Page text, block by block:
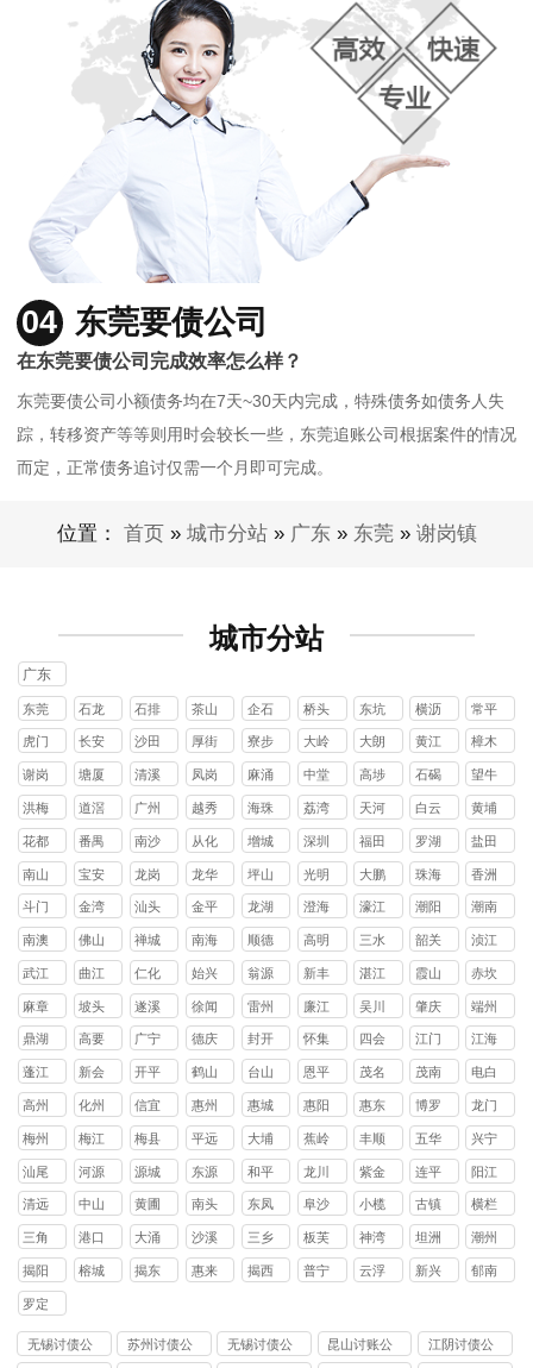
04 东莞要债公司
在东莞要债公司完成效率怎么样？
东莞要债公司小额债务均在7天~30天内完成，特殊债务如债务人失
踪，转移资产等等则用时会较长一些，东莞追账公司根据案件的情况
而定，正常债务追讨仅需一个月即可完成。
位置： 首页 » 城市分站» 广东» 东莞» 谢岗镇
城市分站
广东
东莞
石龙
镇
石排
镇
茶山
镇
企石
镇
桥头
镇
东坑
镇
横沥
镇
常平
镇
虎门
镇
长安
镇
沙田
镇
厚街
镇
寮步
镇
大岭
山镇
大朗
镇
黄江
镇
樟木
头镇
谢岗
镇
塘厦
镇
清溪
镇
凤岗
镇
麻涌
镇
中堂
镇
高埗
镇
石碣
镇
望牛
墩镇
洪梅
镇
道滘
镇
广州
越秀
区
海珠
区
荔湾
区
天河
区
白云
区
黄埔
区
花都
区
番禺
区
南沙
区
从化
区
增城
区
深圳
福田
区
罗湖
区
盐田
区
南山
区
宝安
区
龙岗
区
龙华
区
坪山
区
光明
区
大鹏
新区
珠海
香洲
区
斗门
区
金湾
区
汕头
金平
区
龙湖
区
澄海
区
濠江
区
潮阳
区
潮南
区
南澳
县
佛山
禅城
区
南海
区
顺德
区
高明
区
三水
区
韶关
浈江
区
武江
区
曲江
区
仁化
县
始兴
县
翁源
县
新丰
县
湛江
霞山
区
赤坎
区
麻章
区
坡头
区
遂溪
县
徐闻
县
雷州
市
廉江
市
吴川
市
肇庆
端州
区
鼎湖
区
高要
区
广宁
县
德庆
县
封开
县
怀集
县
四会
市
江门
江海
区
蓬江
区
新会
区
开平
县
鹤山
县
台山
县
恩平
县
茂名
茂南
区
电白
区
高州
市
化州
市
信宜
市
惠州
惠城
区
惠阳
区
惠东
县
博罗
县
龙门
县
梅州
梅江
区
梅县
区
平远
县
大埔
县
蕉岭
县
丰顺
县
五华
县
兴宁
市
汕尾 河源
源城
区
东源
县
和平
县
龙川
县
紫金
县
连平
县
阳江
清远 中山
黄圃
镇
南头
镇
东凤
镇
阜沙
镇
小榄
镇
古镇
镇
横栏
镇
三角
镇
港口
镇
大涌
镇
沙溪
镇
三乡
镇
板芙
镇
神湾
镇
坦洲
镇
潮州
揭阳
榕城
揭东
惠来
揭西
普宁
云浮
新兴
郁南
罗定
市
无锡讨债公
苏州讨债公
无锡讨债公
昆山讨账公
江阴讨债公